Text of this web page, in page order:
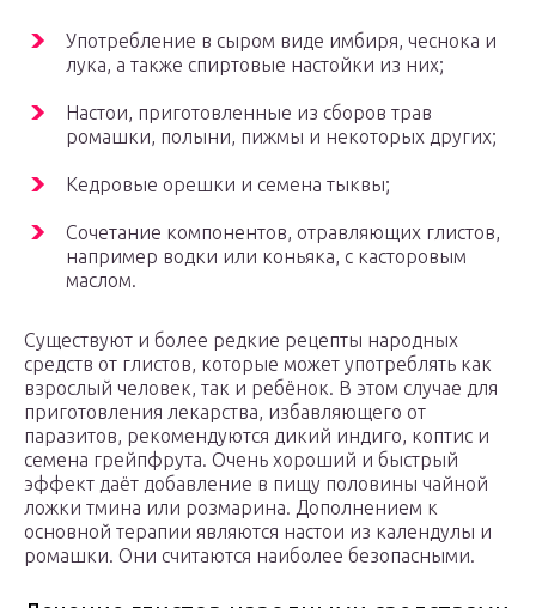
Употребление в сыром виде имбиря, чеснока и
лука, а также спиртовые настойки из них;
Настои, приготовленные из сборов трав
ромашки, полыни, пижмы и некоторых других;
Кедровые орешки и семена тыквы;
Сочетание компонентов, отравляющих глистов,
например водки или коньяка, с касторовым
маслом.
Существуют и более редкие рецепты народных
средств от глистов, которые может употреблять как
взрослый человек, так и ребёнок. В этом случае для
приготовления лекарства, избавляющего от
паразитов, рекомендуются дикий индиго, коптис и
семена грейпфрута. Очень хороший и быстрый
эффект даёт добавление в пищу половины чайной
ложки тмина или розмарина. Дополнением к
основной терапии являются настои из календулы и
ромашки. Они считаются наиболее безопасными.